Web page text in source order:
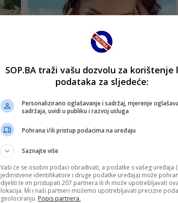
SOP.BA traži vašu dozvolu za korištenje
podataka za sljedeće:
Personalizirano oglašavanje i sadržaj, mjerenje
sadržaja, uvidi u publiku i razvoj usluga
Pohrana i/ili pristup podacima na uređaju
Saznajte više
Vaši će se osobni podaci obrađivati, a podatke s vašeg uređaja
jedinstvene identifikatore i druge podatke uređaja) može
dijeliti te im pristupati 207 partnera ili ih može upotrebljavati
lokacija. Mi i naši partneri možemo upotrebljavati precizne
geolociranju. Popis partnera.